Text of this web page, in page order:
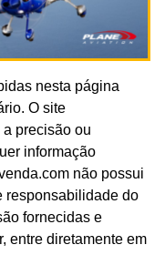
nesta página
O site
precisão ou
informação
não possui
responsabilidade do
fornecidas e
entre diretamente em